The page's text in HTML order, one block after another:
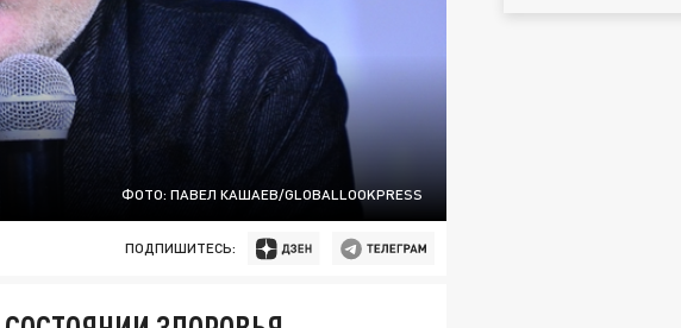
ФОТО: ПАВЕЛ КАШАЕВ/GLOBALLOOKPRESS
ПОДПИШИТЕСЬ: